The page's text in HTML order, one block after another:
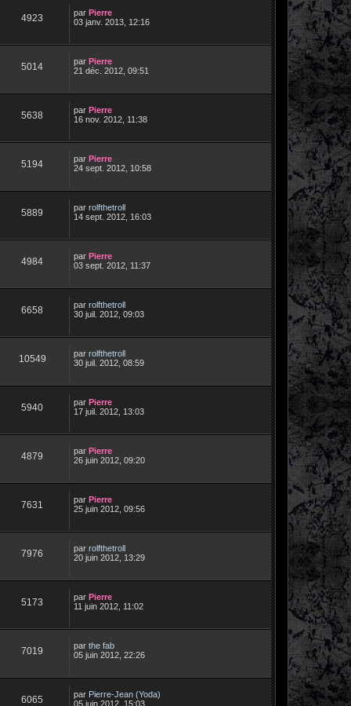
4923 par Pierre
03 janv. 2013, 12:16
5014 par Pierre
21 déc. 2012, 09:51
5638 par Pierre
16 nov. 2012, 11:38
5194 par Pierre
24 sept. 2012, 10:58
5889 par rolfthetroll
14 sept. 2012, 16:03
4984 par Pierre
03 sept. 2012, 11:37
6658 par rolfthetroll
30 juil. 2012, 09:03
10549 par rolfthetroll
30 juil. 2012, 08:59
5940 par Pierre
17 juil. 2012, 13:03
4879 par Pierre
26 juin 2012, 09:20
7631 par Pierre
25 juin 2012, 09:56
7976 par rolfthetroll
20 juin 2012, 13:29
5173 par Pierre
11 juin 2012, 11:02
7019 par the fab
05 juin 2012, 22:26
6065 par Pierre-Jean (Yoda)
05 juin 2012, 15:03